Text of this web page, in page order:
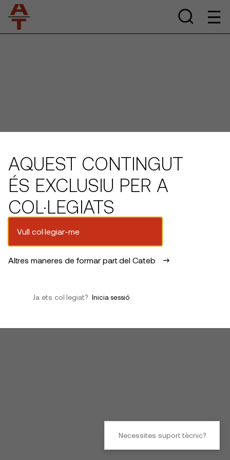
AQUEST CONTINGUT
ÉS EXCLUSIU PER A
COL·LEGIATS
Vull col·legiar-me
Altres maneres de formar part del Cateb
Ja ets col·legiat? Inicia sessió
Necessites suport tècnic?